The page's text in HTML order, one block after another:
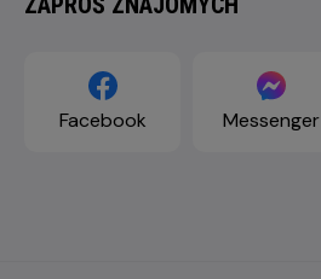
Facebook Messenger